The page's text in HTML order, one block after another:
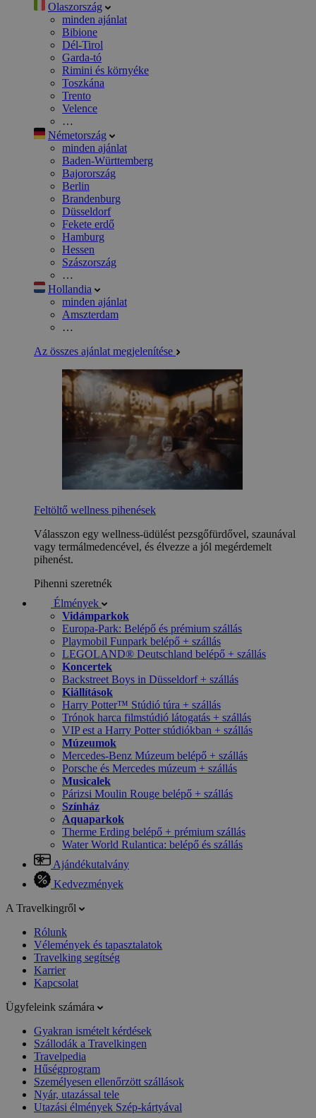
Olaszország
minden ajánlat
Bibione
Dél-Tirol
Garda-tó
Rimini és környéke
Toszkána
Trento
Velence
…
Németország
minden ajánlat
Baden-Württemberg
Bajorország
Berlin
Brandenburg
Düsseldorf
Fekete erdő
Hamburg
Hessen
Szászország
…
Hollandia
minden ajánlat
Amszterdam
…
Az összes ajánlat megjelenítése
Feltöltő wellness pihenések
Válasszon egy wellness-üdülést pezsgőfürdővel, szaunával
vagy termálmedencével, és élvezze a jól megérdemelt
pihenést.
Pihenni szeretnék
Élmények
Vidámparkok
Europa-Park: Belépő és prémium szállás
Playmobil Funpark belépő + szállás
LEGOLAND® Deutschland belépő + szállás
Koncertek
Backstreet Boys in Düsseldorf + szállás
Kiállítások
Harry Potter™ Stúdió túra + szállás
Trónok harca filmstúdió látogatás + szállás
VIP est a Harry Potter stúdiókban + szállás
Múzeumok
Mercedes-Benz Múzeum belépő + szállás
Porsche és Mercedes múzeum + szállás
Musicalek
Párizsi Moulin Rouge belépő + szállás
Színház
Aquaparkok
Therme Erding belépő + prémium szállás
Water World Rulantica: belépő és szállás
Ajándékutalvány
Kedvezmények
A Travelkingről
Rólunk
Vélemények és tapasztalatok
Travelking segítség
Karrier
Kapcsolat
Ügyfeleink számára
Gyakran ismételt kérdések
Szállodák a Travelkingen
Travelpedia
Hűségprogram
Személyesen ellenőrzött szállások
Nyár, utazással tele
Utazási élmények Szép-kártyával